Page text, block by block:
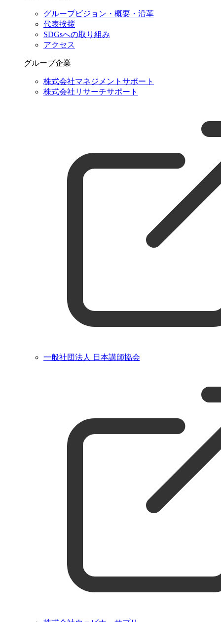
グループビジョン・概要・沿革
代表挨拶
SDGsへの取り組み
アクセス
グループ企業
株式会社マネジメントサポート
株式会社リサーチサポート
一般社団法人 日本講師協会